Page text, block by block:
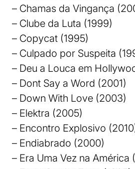
– Chamas da Vingança
– Clube da Luta (1999)
– Copycat (1995)
– Culpado por Suspeita
– Deu a Louca em
– Dont Say a Word (2001)
– Down With Love (2003)
– Elektra (2005)
– Encontro Explosivo
– Endiabrado (2000)
– Era Uma Vez na América